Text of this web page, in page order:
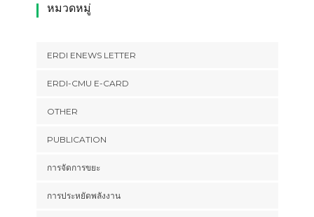
หมวดหมู่
ERDI ENEWS LETTER
ERDI-CMU E-CARD
OTHER
PUBLICATION
การจัดการขยะ
การประหยัดพลังงาน